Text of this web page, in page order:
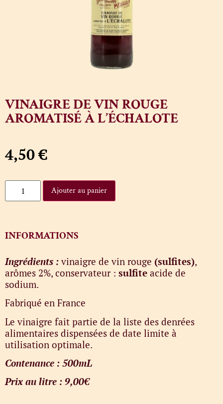
VINAIGRE DE VIN ROUGE
AROMATISÉ À L’ÉCHALOTE
4,50€
Ajouter au panier
INFORMATIONS
Ingrédients :vinaigre de vin rouge (sulfites),
arômes 2%, conservateur : sulfite acide de
sodium.
Fabriqué en France
Le vinaigre fait partie de la liste des denrées
alimentaires dispensées de date limite à
utilisation optimale.
Contenance : 500mL
Prix au litre : 9,00€